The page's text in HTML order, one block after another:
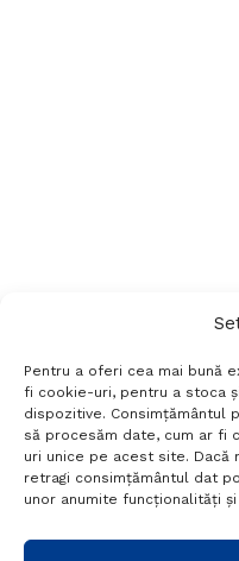
Pentru a oferi cea mai bună
fi cookie-uri, pentru a stoca
dispozitive. Consimțământul
să procesăm date, cum ar fi
uri unice pe acest site. Dacă
retragi consimțământul dat
unor anumite funcționalități
Termeni si conditii
Politica cookies